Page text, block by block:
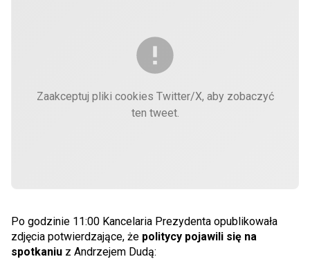
Zaakceptuj pliki cookies Twitter/X, aby zobaczyć
ten tweet.
Po godzinie 11:00 Kancelaria Prezydenta opublikowała
zdjęcia potwierdzające, że politycy pojawili się na
spotkaniu z Andrzejem Dudą: